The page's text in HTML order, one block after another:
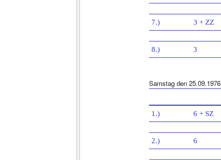
7.) 3 + ZZ
8.) 3
Samstag den 25.09.1976
1.) 6 + SZ
2.) 6